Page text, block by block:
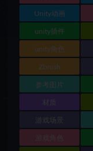
Unity动画
unity插件
unity角色
Zbrush
参考图片
材质
游戏场景
游戏角色